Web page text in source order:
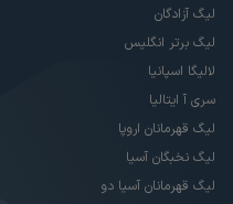
لیگ آزادگان
لیگ برتر انگلیس
لالیگا اسپانیا
سری آ ایتالیا
لیگ قهرمانان اروپا
لیگ نخبگان آسیا
لیگ قهرمانان آسیا دو